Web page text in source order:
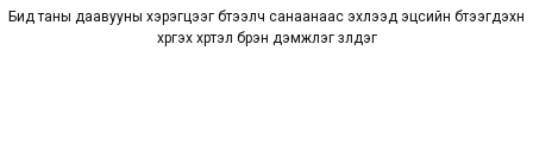
Бид таны даавууны хэрэгцээг бүтээлч санаанаас эхлээд эцсийн бүтээгдэхүүн
хүргэх хүртэл бүрэн дэмжлэг үзүүлдэг